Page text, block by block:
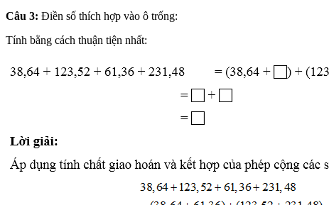
Câu 3: Điền số thích hợp vào ô trống:
Tính bằng cách thuận tiện nhất: